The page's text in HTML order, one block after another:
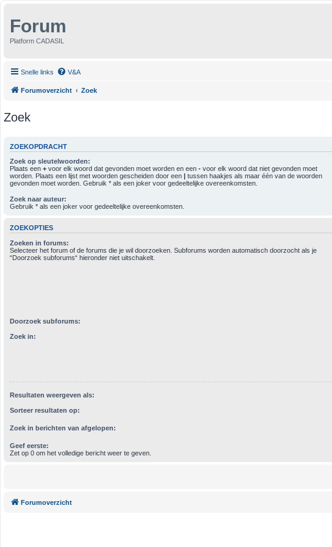
Forum
Platform CADASIL
Snelle links V&A
Forumoverzicht Zoek
Zoek
ZOEKOPDRACHT
Zoek op sleutelwoorden:
Plaats een + voor elk woord dat gevonden moet worden en een - voor elk woord dat niet gevonden moet
worden. Plaats een lijst met woorden gescheiden door een | tussen haakjes als maar één van de woorden
gevonden moet worden. Gebruik * als een joker voor gedeeltelijke overeenkomsten.
Zoek naar auteur:
Gebruik * als een joker voor gedeeltelijke overeenkomsten.
ZOEKOPTIES
Zoeken in forums:
Selecteer het forum of de forums die je wil doorzoeken. Subforums worden automatisch doorzocht als je
“Doorzoek subforums“ hieronder niet uitschakelt.
Doorzoek subforums:
Zoek in:
Resultaten weergeven als:
Sorteer resultaten op:
Zoek in berichten van afgelopen:
Geef eerste:
Zet op 0 om het volledige bericht weer te geven.
Forumoverzicht